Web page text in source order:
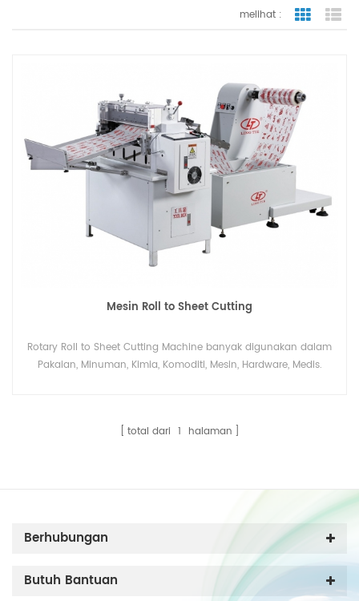
melihat :
Mesin Roll to Sheet Cutting
Rotary Roll to Sheet Cutting Machine banyak digunakan dalam
Pakaian, Minuman, Kimia, Komoditi, Mesin, Hardware, Medis.
total dari 1 halaman
Berhubungan
Butuh Bantuan